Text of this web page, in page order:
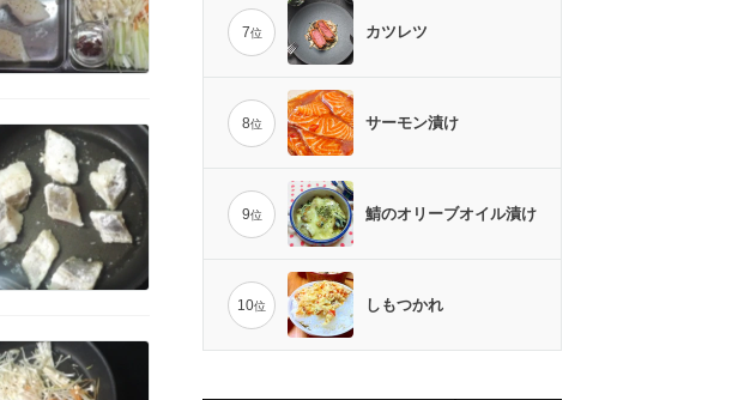
7位 カツレツ
8位 サーモン漬け
9位 鯖のオリーブオイル漬け
10位 しもつかれ